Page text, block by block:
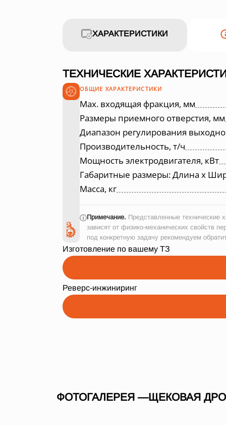
ХАРАКТЕРИСТИКИ
ТЕХНИЧЕСКИЕ
ОБЩИЕ ХАРАКТЕРИСТИКИ
Max. входящая фракция, мм
Размеры приемного отверстия, мм
Диапазон регулирования
Производительность, т/ч
Мощность электродвигателя, кВт
Габаритные размеры: Длина х
Масса, кг
ⓘПримечание. Представленные технические
зависят от физико-механических свойств
под конкретную задачу рекомендуем
Изготовление по вашему ТЗ
Реверс-инжиниринг
ФОТОГАЛЕРЕЯ —ЩЕКОВАЯ